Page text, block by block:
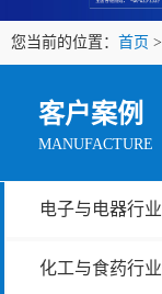
您当前的位置： 首页 >
客户案例
MANUFACTURE
电子与电器行业
化工与食药行业